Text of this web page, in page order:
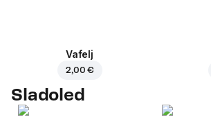
Vafelj
2,00 €
Sladoled